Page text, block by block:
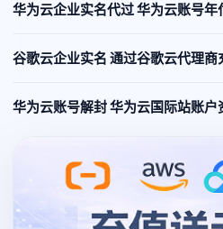
华为云企业实名代过 华为云账号年
谷歌云企业实名 通过谷歌云代理
华为云账号解封 华为云国际站账户